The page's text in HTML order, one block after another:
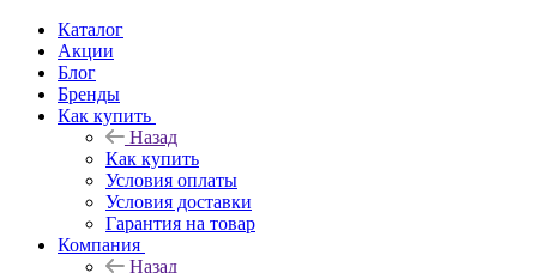
Каталог
Акции
Блог
Бренды
Как купить
Назад
Как купить
Условия оплаты
Условия доставки
Гарантия на товар
Компания
Назад